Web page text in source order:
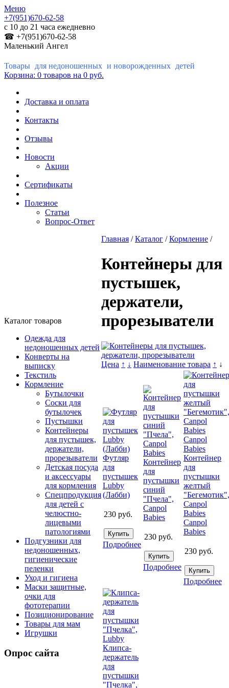
Меню
+7(951)670-62-58
с 10 до 21 часа ежедневно
☎ +7(951)670-62-58
Маленький Ангел
Товары для недоношенных и новорожденных детей
Корзина: 0 товаров на 0 руб.
Доставка и оплата
Контакты
Отзывы
Новости
Акции
Сертификаты
Полезное
Статьи
Вопрос-Ответ
Каталог товаров
Одежда для
недоношенных детей
Конверты на
выписку
Текстиль
Кормление
Бутылочки
Соски для
бутылочек
Пустышки
Контейнеры
для пустышек,
держатели,
прорезыватели
Детская посуда
и аксессуары
для кормления
Спецпродукция
для детей с
челюстно-
лицевыми
патологиями
Подгузники для
недоношенных,
гигиенические
пеленки
Уход и гигиена
Маски защитные,
очки для
фототерапии
Позиционирование
Товары для мам
Игрушки
Опрос сайта
Главная /Каталог /Кормление /
Контейнеры для
пустышек,
держатели,
прорезыватели
Цена ↑ ↓ Наименование товара ↑ ↓
Футляр
для
пустышек
Lubby
(Лабби)
230 руб.
Подробнее
Контейнер
для
пустышки
синий
"Пчела",
Canpol
Babies
230 руб.
Подробнее
Контейнер
для
пустышки
желтый
"Бегемотик",
Canpol
Babies
Canpol
Babies
230 руб.
Подробнее
Клипса-
держатель
для
пустышки
"Пчелка",